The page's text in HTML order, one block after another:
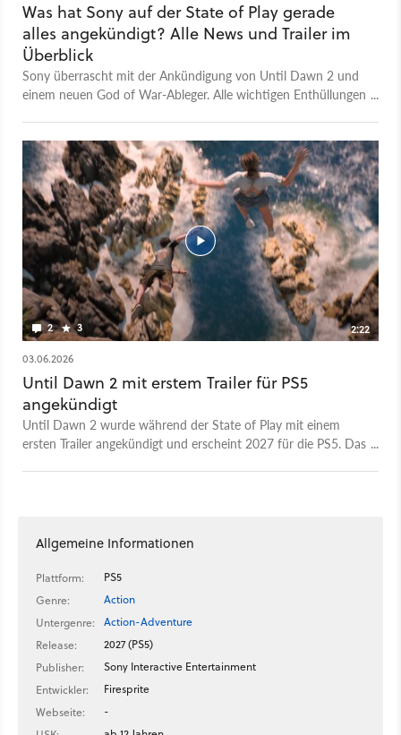
Was hat Sony auf der State of Play gerade
alles angekündigt? Alle News und Trailer im
Überblick
Sony überrascht mit der Ankündigung von Until Dawn 2 und
einem neuen God of War-Ableger. Alle wichtigen Enthüllungen
2 3
2:22
03.06.2026
Until Dawn 2 mit erstem Trailer für PS5
angekündigt
Until Dawn 2 wurde während der State of Play mit einem
ersten Trailer angekündigt und erscheint 2027 für die PS5. Das
flunkern – und sich plötzlich realem Horror gegenübersehen.
Allgemeine Informationen
Plattform:
PS5
Genre:
Action
Untergenre:
Action-Adventure
Release:
2027 (PS5)
Publisher:
Sony Interactive Entertainment
Entwickler:
Firesprite
Webseite:
-